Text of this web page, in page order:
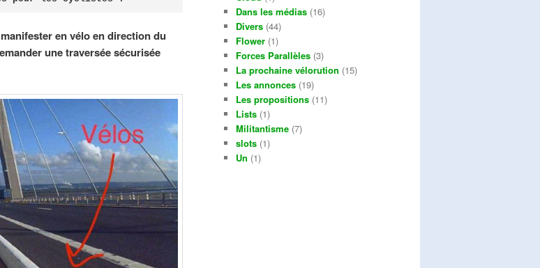
en vélo en direction du
une traversée sécurisée
Dans les médias (16)
Divers (44)
Flower (1)
Forces Parallèles (3)
La prochaine vélorution (15)
Les annonces (19)
Les propositions (11)
Lists (1)
Militantisme (7)
slots (1)
Un (1)